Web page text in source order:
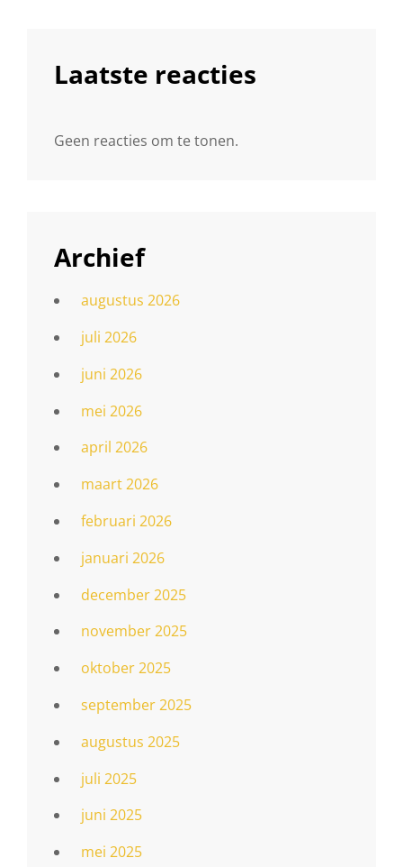
Laatste reacties
Geen reacties om te tonen.
Archief
augustus 2026
juli 2026
juni 2026
mei 2026
april 2026
maart 2026
februari 2026
januari 2026
december 2025
november 2025
oktober 2025
september 2025
augustus 2025
juli 2025
juni 2025
mei 2025